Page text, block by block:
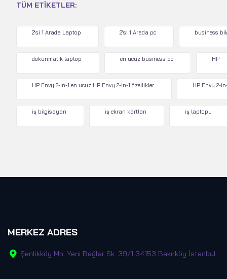
TÜM ETIKETLER:
2'si 1 Arada Laptop 2'si 1 Arada pc business
dokunmatik laptop en ucuz business pc HP
HP Envy 2-in-1 en ucuz HP Envy 2-in-1 özellikler HP Envy 2-
iş bilgisayarı iş ekran kartları iş laptopu
MERKEZ ADRES
Şenlikköy Mh. Yeni Bağlar Sk. 39/1 34153 Bakırköy İstanbul